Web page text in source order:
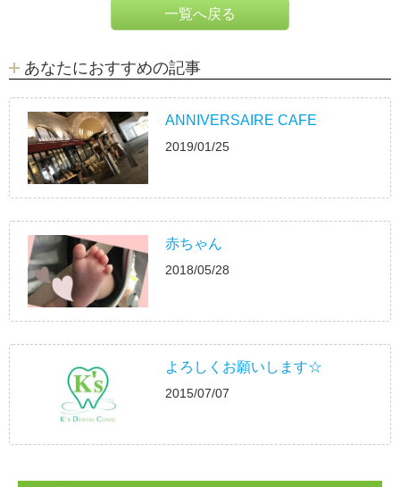
一覧へ戻る
あなたにおすすめの記事
ANNIVERSAIRE CAFE
2019/01/25
赤ちゃん
2018/05/28
よろしくお願いします☆
2015/07/07